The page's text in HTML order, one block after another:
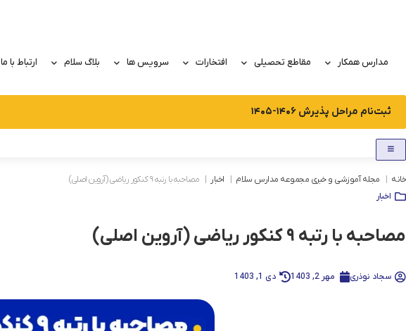
مدارس همکار مقاطع تحصیلی افتخارات سرویس ها بلاگ سلام ارتباط با ما
ثبت‌نام مراحل پذیرش ۱۴۰۶-۱۴۰۵
خانه مجله آموزشی و خبری مجموعه مدارس سلام اخبار
مصاحبه با رتبه ۹ کنکور ریاضی (آروین اصلی)
اخبار
مصاحبه با رتبه ۹ کنکور ریاضی (آروین اصلی)
سجاد نوذری مهر 2, 1403 دی 1, 1403